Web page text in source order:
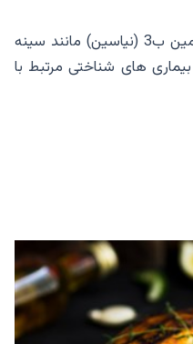
دریافت منظم غذاهای غنی از ویتامین ب3 (نیاسین) مانند سینه
بیماری‏ های شناختی مرتبط با